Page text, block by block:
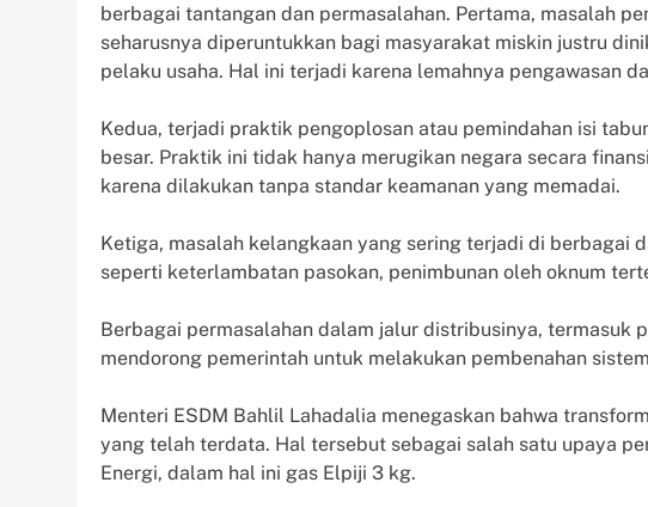
berbagai tantangan dan permasalahan. Pertama, masalah
seharusnya diperuntukkan bagi masyarakat miskin justru
pelaku usaha. Hal ini terjadi karena lemahnya pengawasan
Kedua, terjadi praktik pengoplosan atau pemindahan isi
besar. Praktik ini tidak hanya merugikan negara secara
karena dilakukan tanpa standar keamanan yang memadai.
Ketiga, masalah kelangkaan yang sering terjadi di berbagai
seperti keterlambatan pasokan, penimbunan oleh oknum
Berbagai permasalahan dalam jalur distribusinya, termasuk
mendorong pemerintah untuk melakukan pembenahan
Menteri ESDM Bahlil Lahadalia menegaskan bahwa
yang telah terdata. Hal tersebut sebagai salah satu upaya
Energi, dalam hal ini gas Elpiji 3 kg.